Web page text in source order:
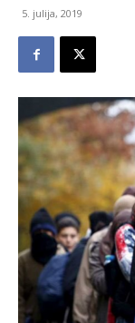
5. julija, 2019